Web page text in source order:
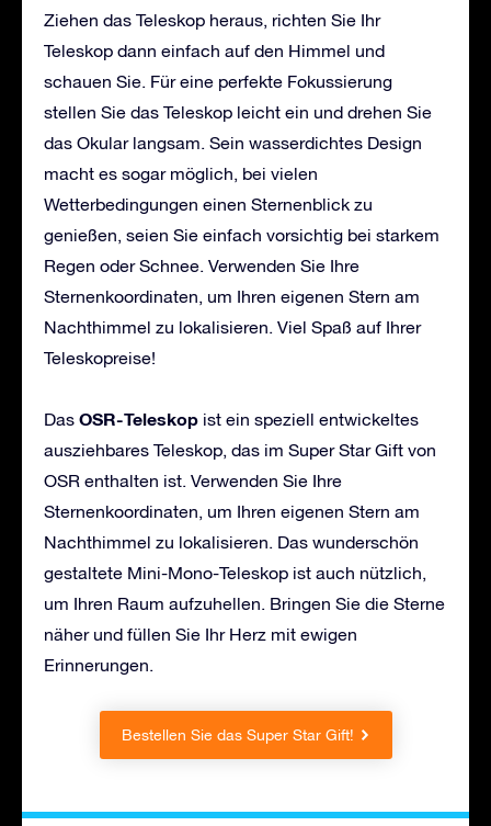
Ziehen das Teleskop heraus, richten Sie Ihr
Teleskop dann einfach auf den Himmel und
schauen Sie. Für eine perfekte Fokussierung
stellen Sie das Teleskop leicht ein und drehen Sie
das Okular langsam. Sein wasserdichtes Design
macht es sogar möglich, bei vielen
Wetterbedingungen einen Sternenblick zu
genießen, seien Sie einfach vorsichtig bei starkem
Regen oder Schnee. Verwenden Sie Ihre
Sternenkoordinaten, um Ihren eigenen Stern am
Nachthimmel zu lokalisieren. Viel Spaß auf Ihrer
Teleskopreise!
Das OSR-Teleskop ist ein speziell entwickeltes
ausziehbares Teleskop, das im Super Star Gift von
OSR enthalten ist. Verwenden Sie Ihre
Sternenkoordinaten, um Ihren eigenen Stern am
Nachthimmel zu lokalisieren. Das wunderschön
gestaltete Mini-Mono-Teleskop ist auch nützlich,
um Ihren Raum aufzuhellen. Bringen Sie die Sterne
näher und füllen Sie Ihr Herz mit ewigen
Erinnerungen.
Bestellen Sie das Super Star Gift!